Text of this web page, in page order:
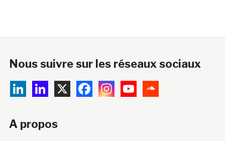
Nous suivre sur les réseaux sociaux
A propos